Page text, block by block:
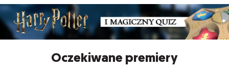
Oczekiwane premiery